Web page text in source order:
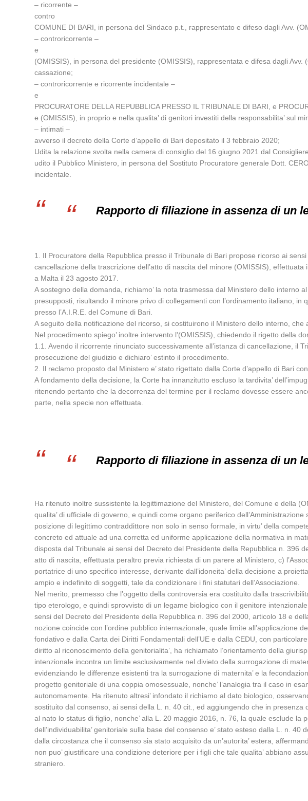
– ricorrente –
contro
COMUNE DI BARI, in persona del Sindaco p.t., rappresentato e difeso dagli Avv.
– controricorrente –
e
(OMISSIS), in persona del presidente (OMISSIS), rappresentata e difesa dagli
cassazione;
– controricorrente e ricorrente incidentale –
e
PROCURATORE DELLA REPUBBLICA PRESSO IL TRIBUNALE DI BARI, e
e (OMISSIS), in proprio e nella qualita’ di genitori investiti della responsabilita’ sul
– intimati –
avverso il decreto della Corte d’appello di Bari depositato il 3 febbraio 2020;
Udita la relazione svolta nella camera di consiglio del 16 giugno 2021 dal
udito il Pubblico Ministero, in persona del Sostituto Procuratore generale Dott.
incidentale.
Rapporto di filiazione in assenza di un
1. Il Procuratore della Repubblica presso il Tribunale di Bari propose ricorso ai
cancellazione della trascrizione dell’atto di nascita del minore (OMISSIS),
a Malta il 23 agosto 2017.
A sostegno della domanda, richiamo’ la nota trasmessa dal Ministero dello
presupposti, risultando il minore privo di collegamenti con l’ordinamento italiano,
presso l’A.I.R.E. del Comune di Bari.
A seguito della notificazione del ricorso, si costituirono il Ministero dello interno,
Nel procedimento spiego’ inoltre intervento l'(OMISSIS), chiedendo il rigetto della
1.1. Avendo il ricorrente rinunciato successivamente all’istanza di cancellazione, il
prosecuzione del giudizio e dichiaro’ estinto il procedimento.
2. Il reclamo proposto dal Ministero e’ stato rigettato dalla Corte d’appello di Bari
A fondamento della decisione, la Corte ha innanzitutto escluso la tardivita’
ritenendo pertanto che la decorrenza del termine per il reclamo dovesse essere
parte, nella specie non effettuata.
Rapporto di filiazione in assenza di un
Ha ritenuto inoltre sussistente la legittimazione del Ministero, del Comune e della
qualita’ di ufficiale di governo, e quindi come organo periferico
posizione di legittimo contraddittore non solo in senso formale, in virtu’ della
concreto ed attuale ad una corretta ed uniforme applicazione della normativa in
disposta dal Tribunale ai sensi del Decreto del Presidente della Repubblica n. 396
atto di nascita, effettuata peraltro previa richiesta di un parere al Ministero, c)
portatrice di uno specifico interesse, derivante dall’idoneita’ della decisione a
ampio e indefinito di soggetti, tale da condizionare i fini statutari dell’Associazione.
Nel merito, premesso che l’oggetto della controversia era costituito dalla
tipo eterologo, e quindi sprovvisto di un legame biologico con il genitore
sensi del Decreto del Presidente della Repubblica n. 396 del 2000, articolo 18 e
nozione coincide con l’ordine pubblico internazionale, quale limite all’applicazione
fondativo e dalla Carta dei Diritti Fondamentali dell’UE e dalla CEDU, con
diritto al riconoscimento della genitorialita’, ha richiamato l’orientamento della
intenzionale incontra un limite esclusivamente nel divieto della surrogazione di
evidenziando le differenze esistenti tra la surrogazione di maternita’ e la
progetto genitoriale di una coppia omosessuale, nonche’ l’analogia tra il caso in
autonomamente. Ha ritenuto altresi’ infondato il richiamo al dato biologico,
sostituito dal consenso, ai sensi della L. n. 40 cit., ed aggiungendo che in
al nato lo status di figlio, nonche’ alla L. 20 maggio 2016, n. 76, la quale esclude la
dell’individuabilita’ genitoriale sulla base del consenso e’ stato esteso dalla L. n.
dalla circostanza che il consenso sia stato acquisito da un’autorita’ estera,
non puo’ giustificare una condizione deteriore per i figli che tale qualita’ abbiano
straniero.